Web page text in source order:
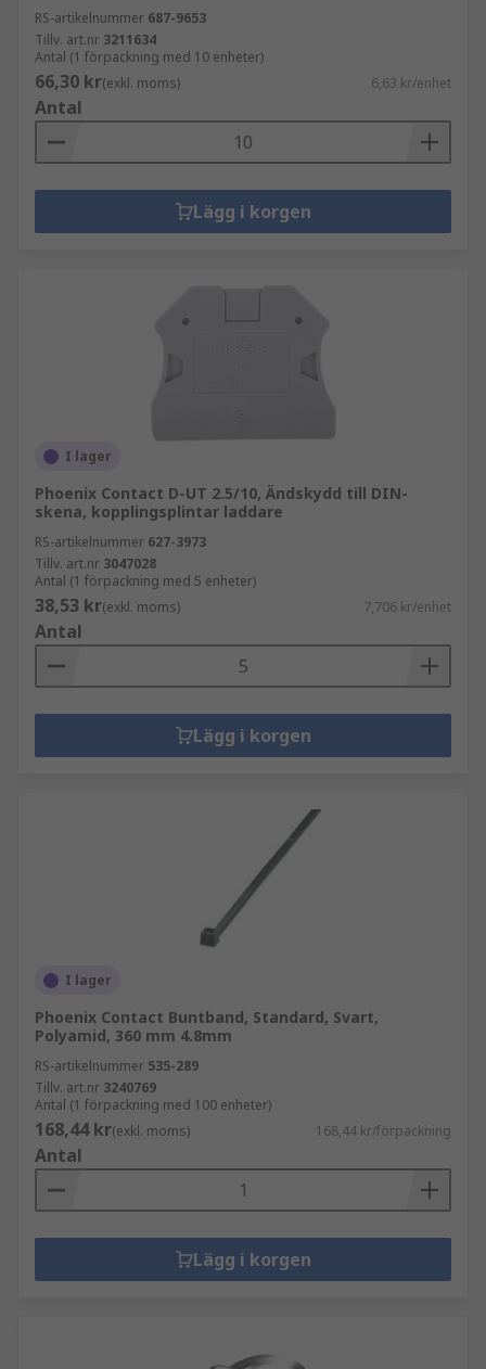
RS-artikelnummer 687-9653
Tillv. art.nr 3211634
Antal (1 förpackning med 10 enheter)
66,30 kr(exkl. moms) 6,63 kr/enhet
Antal
Lägg i korgen
I lager
Phoenix Contact D-UT 2.5/10, Ändskydd till DIN-
skena, kopplingsplintar laddare
RS-artikelnummer 627-3973
Tillv. art.nr 3047028
Antal (1 förpackning med 5 enheter)
38,53 kr(exkl. moms) 7,706 kr/enhet
Antal
Lägg i korgen
I lager
Phoenix Contact Buntband, Standard, Svart,
Polyamid, 360 mm 4.8mm
RS-artikelnummer 535-289
Tillv. art.nr 3240769
Antal (1 förpackning med 100 enheter)
168,44 kr(exkl. moms) 168,44 kr/förpackning
Antal
Lägg i korgen